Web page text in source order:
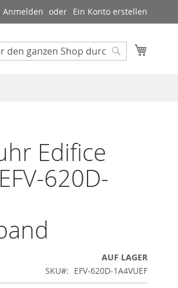
Anmelden Ein Konto erstellen
Edifice
620D-
AUF LAGER
SKU
EFV-620D-1A4VUEF